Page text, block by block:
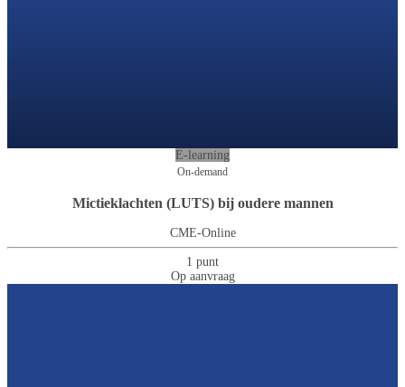
E-learning
On-demand
Mictieklachten (LUTS) bij oudere mannen
CME-Online
1 punt
Op aanvraag